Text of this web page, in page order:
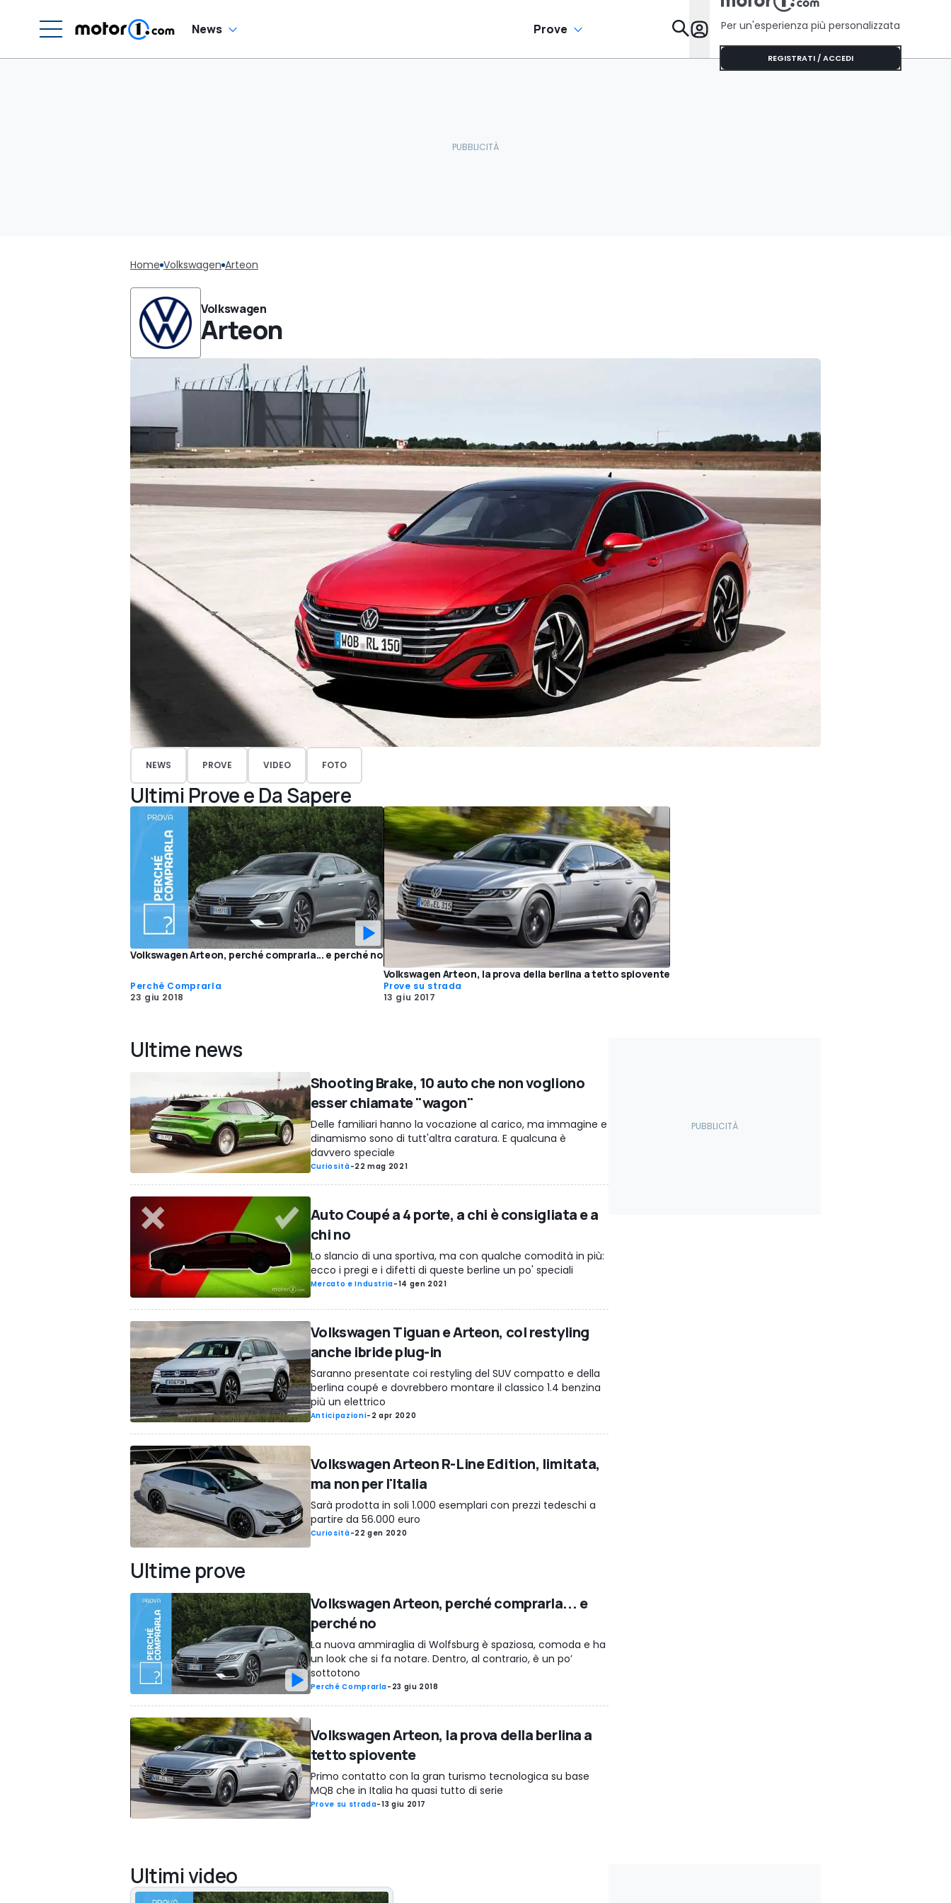
News Prove Da Sapere
Per un'esperienza più personalizzata
REGISTRATI / ACCEDI
Home Volkswagen Arteon
Volkswagen
Arteon
NEWS PROVE VIDEO FOTO
Ultimi Prove e Da Sapere
Volkswagen Arteon, perché comprarla... e perché no
Perché Comprarla
23 giu 2018
Volkswagen Arteon, la prova della berlina a tetto spiovente
Prove su strada
13 giu 2017
Ultime news
Shooting Brake, 10 auto che non vogliono
esser chiamate "wagon"
Delle familiari hanno la vocazione al carico, ma immagine e
dinamismo sono di tutt'altra caratura. E qualcuna è
davvero speciale
Curiosità-22 mag 2021
Auto Coupé a 4 porte, a chi è consigliata e a
chi no
Lo slancio di una sportiva, ma con qualche comodità in più:
ecco i pregi e i difetti di queste berline un po' speciali
Mercato e Industria-14 gen 2021
Volkswagen Tiguan e Arteon, col restyling
anche ibride plug-in
Saranno presentate coi restyling del SUV compatto e della
berlina coupé e dovrebbero montare il classico 1.4 benzina
più un elettrico
Anticipazioni- 2 apr 2020
Volkswagen Arteon R-Line Edition, limitata,
ma non per l'Italia
Sarà prodotta in soli 1.000 esemplari con prezzi tedeschi a
partire da 56.000 euro
Curiosità-22 gen 2020
Ultime prove
Volkswagen Arteon, perché comprarla... e
perché no
La nuova ammiraglia di Wolfsburg è spaziosa, comoda e ha
un look che si fa notare. Dentro, al contrario, è un po’
sottotono
Perché Comprarla- 23 giu 2018
Volkswagen Arteon, la prova della berlina a
tetto spiovente
Primo contatto con la gran turismo tecnologica su base
MQB che in Italia ha quasi tutto di serie
Prove su strada-13 giu 2017
Ultimi video